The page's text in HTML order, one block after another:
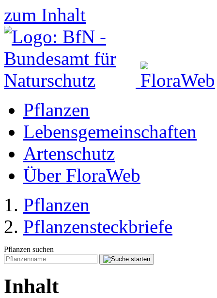
zum Inhalt
Pflanzen
Lebensgemeinschaften
Artenschutz
Über FloraWeb
Pflanzen
Pflanzensteckbriefe
Pflanzen suchen
Inhalt